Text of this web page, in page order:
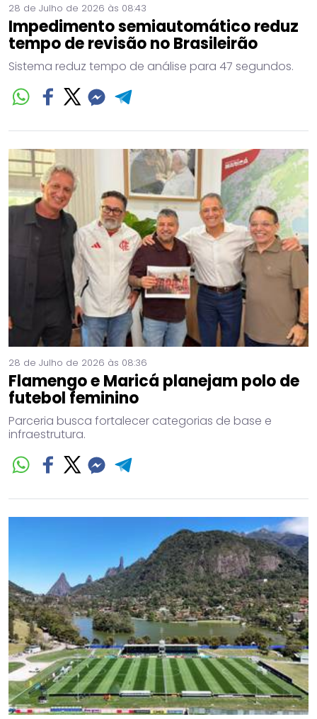
28 de Julho de 2026 às 08:43
Impedimento semiautomático reduz
tempo de revisão no Brasileirão
Sistema reduz tempo de análise para 47 segundos.
28 de Julho de 2026 às 08:36
Flamengo e Maricá planejam polo de
futebol feminino
Parceria busca fortalecer categorias de base e
infraestrutura.